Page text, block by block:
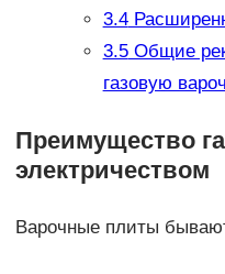
3.4
3.5Общие
газовую
Преимущество
электричеством
Варочные плиты